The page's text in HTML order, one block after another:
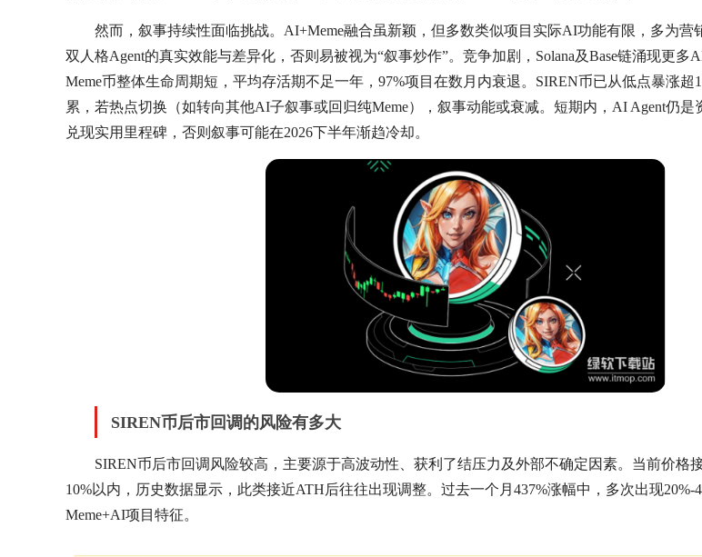
然而，叙事持续性面临挑战。AI+Meme融合虽新颖，但多数类似项目实际AI功能有限，多为营
双人格Agent的真实效能与差异化，否则易被视为“叙事炒作”。竞争加剧，Solana及Base链涌现更多
Meme币整体生命周期短，平均存活期不足一年，97%项目在数月内衰退。SIREN币已从低点暴涨超
累，若热点切换（如转向其他AI子叙事或回归纯Meme），叙事动能或衰减。短期内，AI Agent仍是
兑现实用里程碑，否则叙事可能在2026下半年渐趋冷却。
SIREN币后市回调的风险有多大
SIREN币后市回调风险较高，主要源于高波动性、获利了结压力及外部不确定因素。当前价格
10%以内，历史数据显示，此类接近ATH后往往出现调整。过去一个月437%涨幅中，多次出现20%-
Meme+AI项目特征。